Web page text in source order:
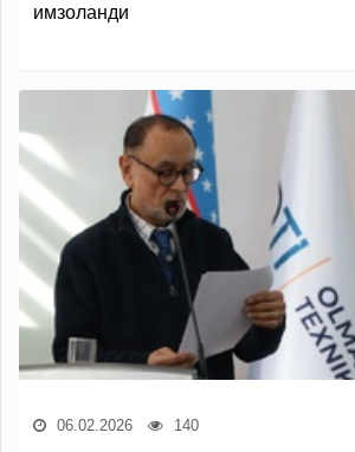
имзоланди
06.02.2026 140